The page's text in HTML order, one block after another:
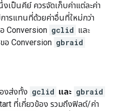
งเป็นคีย์ ควรจัดเก็บค่าแต่ละค่า
การแทนที่ด้วยค่าอื่นที่ใหม่กว่า
Conversion gclid และ
อ Conversion gbraid
งส่งทั้ง gclid และ gbraid
ที่เกี่ยวข้อง รวมถึงฟิลด์/ค่า